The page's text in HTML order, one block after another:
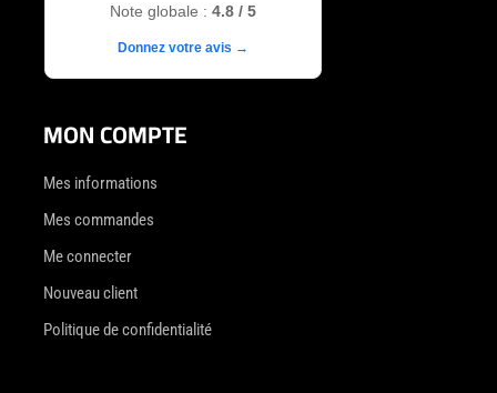
Note globale : 4.8 / 5
Donnez votre avis →
MON COMPTE
Mes informations
Mes commandes
Me connecter
Nouveau client
Politique de confidentialité